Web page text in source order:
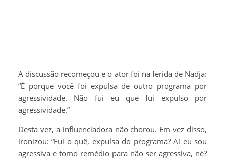
A discussão recomeçou e o ator foi na ferida de Nadja:
“É porque você foi expulsa de outro programa por
agressividade. Não fui eu que fui expulso por
agressividade.”
Desta vez, a influenciadora não chorou. Em vez disso,
ironizou: “Fui o quê, expulsa do programa? Aí eu sou
agressiva e tomo remédio para não ser agressiva, né?